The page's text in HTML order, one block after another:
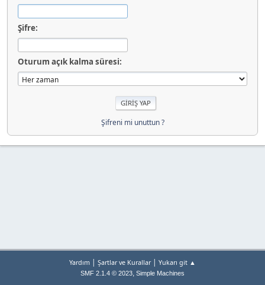
Şifre:
Oturum açık kalma süresi:
Şifreni mi unuttun ?
Yardım | Şartlar ve Kurallar| Yukarı git ▲
SMF 2.1.4 © 2023, Simple Machines